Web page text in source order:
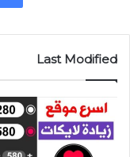
Last Modified